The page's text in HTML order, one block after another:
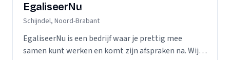
EgaliseerNu
Schijndel, Noord-Brabant
EgaliseerNu is een bedrijf waar je prettig mee
samen kunt werken en komt zijn afspraken na. Wij